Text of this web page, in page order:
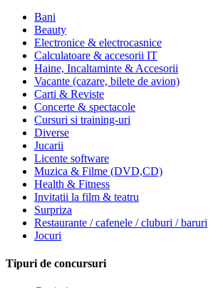
Bani
Beauty
Electronice & electrocasnice
Calculatoare & accesorii IT
Haine, Incaltaminte & Accesorii
Vacante (cazare, bilete de avion)
Carti & Reviste
Concerte & spectacole
Cursuri si training-uri
Diverse
Jucarii
Licente software
Muzica & Filme (DVD,CD)
Health & Fitness
Invitatii la film & teatru
Surpriza
Restaurante / cafenele / cluburi / baruri
Jocuri
Tipuri de concursuri